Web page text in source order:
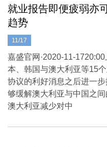
11/17
就业报告即便疲弱亦
趋势
嘉盛官网·2020-11-
本、韩国与澳大利亚等15
协议的利好消息之后进一
够缓解澳大利亚与中国之
澳大利亚减少对中